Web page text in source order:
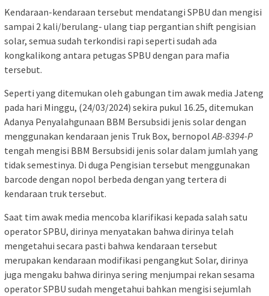
Kendaraan-kendaraan tersebut mendatangi SPBU dan mengisi
sampai 2 kali/berulang- ulang tiap pergantian shift pengisian
solar, semua sudah terkondisi rapi seperti sudah ada
kongkalikong antara petugas SPBU dengan para mafia
tersebut.
Seperti yang ditemukan oleh gabungan tim awak media Jateng
pada hari Minggu, (24/03/2024) sekira pukul 16.25, ditemukan
Adanya Penyalahgunaan BBM Bersubsidi jenis solar dengan
menggunakan kendaraan jenis Truk Box, bernopolAB-8394-P
tengah mengisi BBM Bersubsidi jenis solar dalam jumlah yang
tidak semestinya. Di duga Pengisian tersebut menggunakan
barcode dengan nopol berbeda dengan yang tertera di
kendaraan truk tersebut.
Saat tim awak media mencoba klarifikasi kepada salah satu
operator SPBU, dirinya menyatakan bahwa dirinya telah
mengetahui secara pasti bahwa kendaraan tersebut
merupakan kendaraan modifikasi pengangkut Solar, dirinya
juga mengaku bahwa dirinya sering menjumpai rekan sesama
operator SPBU sudah mengetahui bahkan mengisi sejumlah